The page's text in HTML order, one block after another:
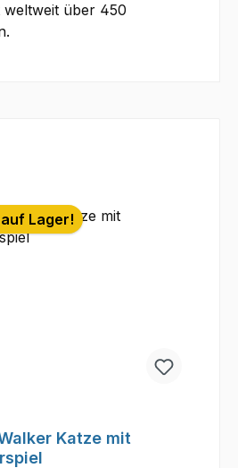
weltweit über 450
auf Lager!
Katze mit